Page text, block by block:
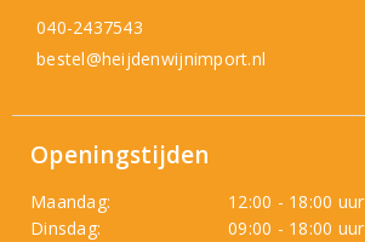
040-2437543
bestel@heijdenwijnimport.nl
Openingstijden
Maandag:
12:00 - 18:00 uur
Dinsdag:
09:00 - 18:00 uur